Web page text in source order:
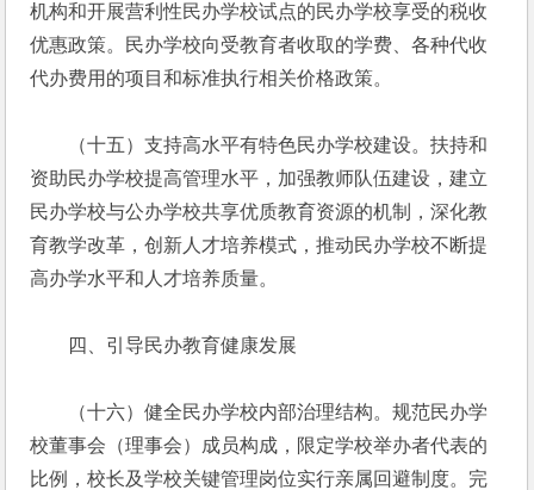
机构和开展营利性民办学校试点的民办学校享受的税收
优惠政策。民办学校向受教育者收取的学费、各种代收
代办费用的项目和标准执行相关价格政策。
（十五）支持高水平有特色民办学校建设。扶持和
资助民办学校提高管理水平，加强教师队伍建设，建立
民办学校与公办学校共享优质教育资源的机制，深化教
育教学改革，创新人才培养模式，推动民办学校不断提
高办学水平和人才培养质量。
四、引导民办教育健康发展
（十六）健全民办学校内部治理结构。规范民办学
校董事会（理事会）成员构成，限定学校举办者代表的
比例，校长及学校关键管理岗位实行亲属回避制度。完